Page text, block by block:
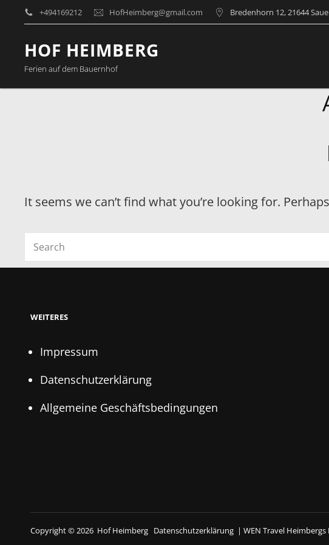
+494169212 HofHeimberg@gmail.com Bredenhorn 12, 21644
HOF HEIMBERG
Ferien auf dem Bauernhof
It seems we can’t find what you’re looking for.
Search
for:
WEITERES
Impressum
Datenschutzerklärung
Allgemeine Geschäftsbedingungen
Copyright © 2026 Hof Heimberg Datenschutzerklärung | WEN Travel Heimbergs